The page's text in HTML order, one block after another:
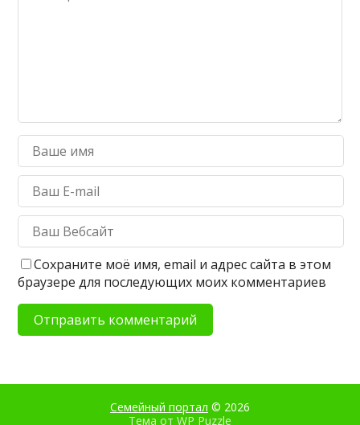
Сохраните моё имя, email и адрес сайта в этом
браузере для последующих моих комментариев
Семейный портал © 2026
Тема от WP Puzzle